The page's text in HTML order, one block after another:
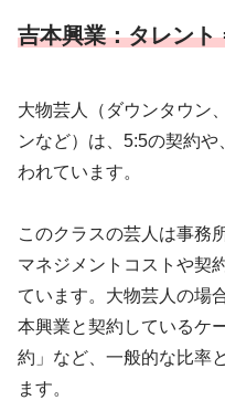
吉本興業：タレン
大物芸人（ダウンタウン
ンなど）は、5:5の契約
われています。
このクラスの芸人は事務
マネジメントコストや契
ています。大物芸人の場
本興業と契約しているケ
約」など、一般的な比率
ます。